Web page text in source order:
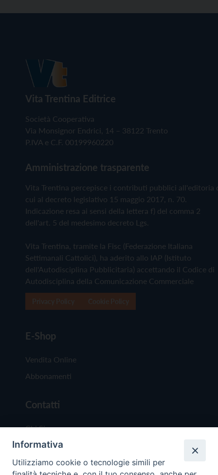
Vita Trentina Editrice
Società Cooperativa
Via Monsignor Endrici, 14 – 38122 Trento
P.IVA e C.F. 00199960220
Amministrazione trasparente
Vita Trentina percepisce i contributi pubblici all'editoria
cui al decreto legislativo 15 maggio 2017, n. 70.
Indicazione resa ai sensi della lettera f) del comma 2
dell'art. 5 del medesimo decreto Lgs.
Vita Trentina, tramite la Fisc (Federazione Italiana
Settimanali Cattolici), ha aderito allo IAP (Istituto
dell'Autodisciplina Pubblicitaria) accettando il Codice di
Autodisciplina della Comunicazione Commerciale
E-Shop
Vendita Online
Abbonamenti
Contatti
Chi Siamo
Redazione
Scrivici
Informativa
Utilizziamo cookie o tecnologie simili per